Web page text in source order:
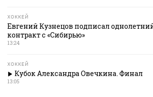
ХОККЕЙ
Евгений Кузнецов подписал
контракт с «Сибирью»
13:24
ХОККЕЙ
Кубок Александра Овечкина. Финал
13:05